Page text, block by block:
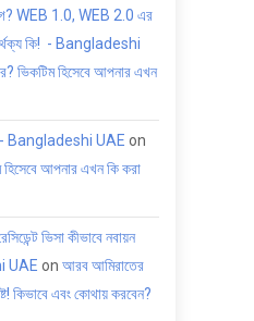
WEB 1.0, WEB 2.0 এর
কি! - Bangladeshi
ভিকটিম হিসেবে আপনার এখন
- Bangladeshi UAE on
হিসেবে আপনার এখন কি করা
ভিসা কীভাবে নবায়ন
UAE onআরব আমিরাতের
কিভাবে এবং কোথায় করবেন?